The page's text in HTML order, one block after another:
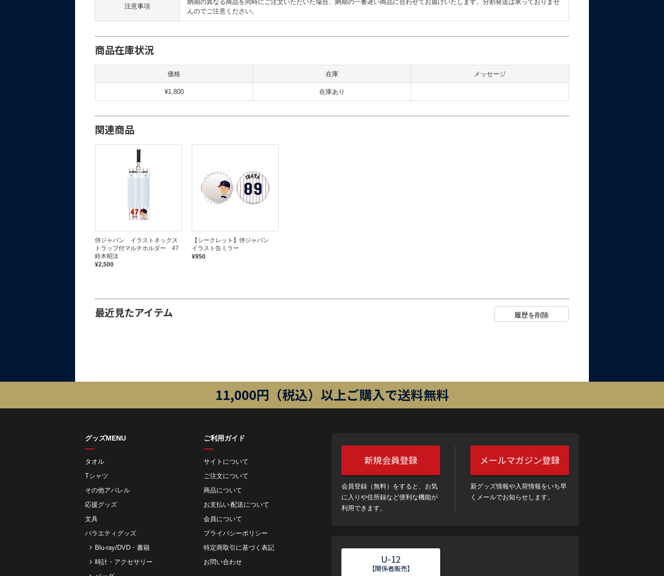
注意事項
納期の異なる商品を同時にご注文いただいた場合、納期の一番遅い商品に合わせてお届けいたします。分割発送は承っておりませ
んのでご注意ください。
商品在庫状況
価格 在庫 メッセージ
¥1,800 在庫あり
関連商品
侍ジャパン イラストネックス
トラップ付マルチホルダー 47
鈴木昭汰
¥2,500
【シークレット】侍ジャパン
イラスト缶ミラー
¥950
最近見たアイテム
11,000円（税込）以上ご購入で送料無料
グッズMENU
タオル
Tシャツ
その他アパレル
応援グッズ
文具
バラエティグッズ
Blu-ray/DVD・書籍
時計・アクセサリー
ご利用ガイド
サイトについて
ご注⽂について
商品について
お⽀払い‧配送について
会員について
プライバシーポリシー
特定商取引に基づく表記
お問い合わせ
新規会員登録
会員登録（無料）をすると、お気
に入りや住所録など便利な機能が
利用できます。
メールマガジン登録
新グッズ情報や入荷情報をいち早
くメールでお知らせします。
U-12
【関係者販売】